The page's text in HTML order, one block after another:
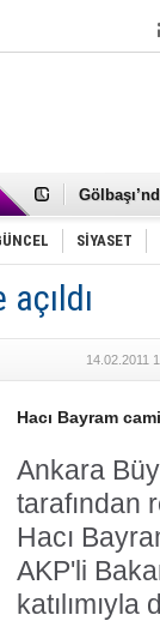
Cemal
Samet
FAİZ
OLİMPİK
Mikail
Gölbaşı
SİYASET
14.02.2011
Hacı Bayram
Ankara
tarafından
Hacı
AKP'li